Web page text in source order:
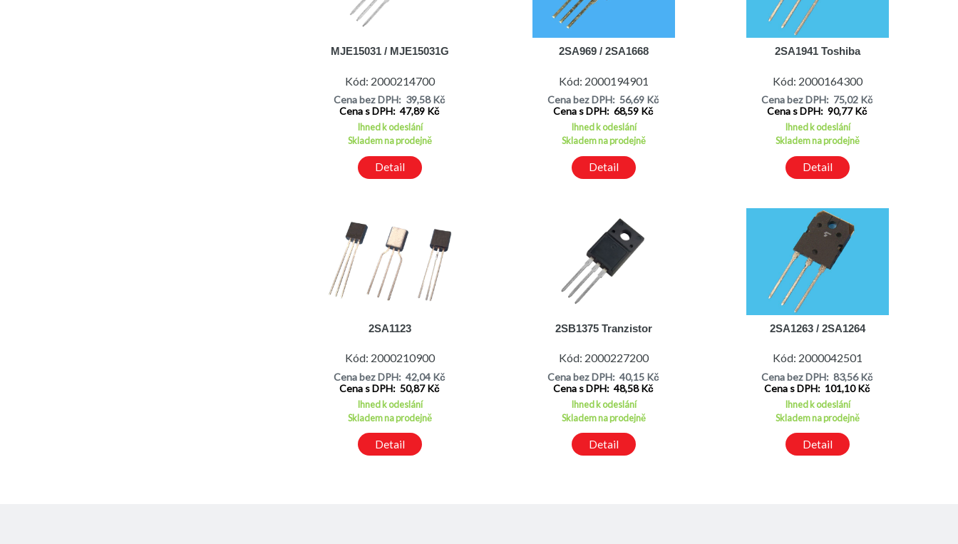
MJE15031 / MJE15031G
Kód: 2000214700
Cena bez DPH: 39,58 Kč
Cena s DPH: 47,89 Kč
Ihned k odeslání
Skladem na prodejně
Detail
2SA969 / 2SA1668
Kód: 2000194901
Cena bez DPH: 56,69 Kč
Cena s DPH: 68,59 Kč
Ihned k odeslání
Skladem na prodejně
Detail
2SA1941 Toshiba
Kód: 2000164300
Cena bez DPH: 75,02 Kč
Cena s DPH: 90,77 Kč
Ihned k odeslání
Skladem na prodejně
Detail
2SA1123
Kód: 2000210900
Cena bez DPH: 42,04 Kč
Cena s DPH: 50,87 Kč
Ihned k odeslání
Skladem na prodejně
Detail
2SB1375 Tranzistor
Kód: 2000227200
Cena bez DPH: 40,15 Kč
Cena s DPH: 48,58 Kč
Ihned k odeslání
Skladem na prodejně
Detail
2SA1263 / 2SA1264
Kód: 2000042501
Cena bez DPH: 83,56 Kč
Cena s DPH: 101,10 Kč
Ihned k odeslání
Skladem na prodejně
Detail